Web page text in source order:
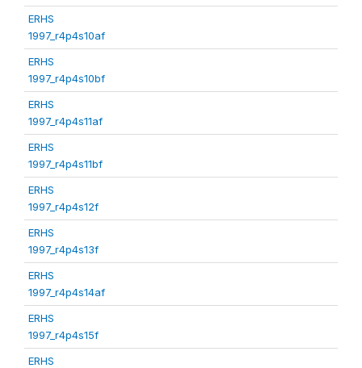
ERHS
1997_r4p4s10af
ERHS
1997_r4p4s10bf
ERHS
1997_r4p4s11af
ERHS
1997_r4p4s11bf
ERHS
1997_r4p4s12f
ERHS
1997_r4p4s13f
ERHS
1997_r4p4s14af
ERHS
1997_r4p4s15f
ERHS